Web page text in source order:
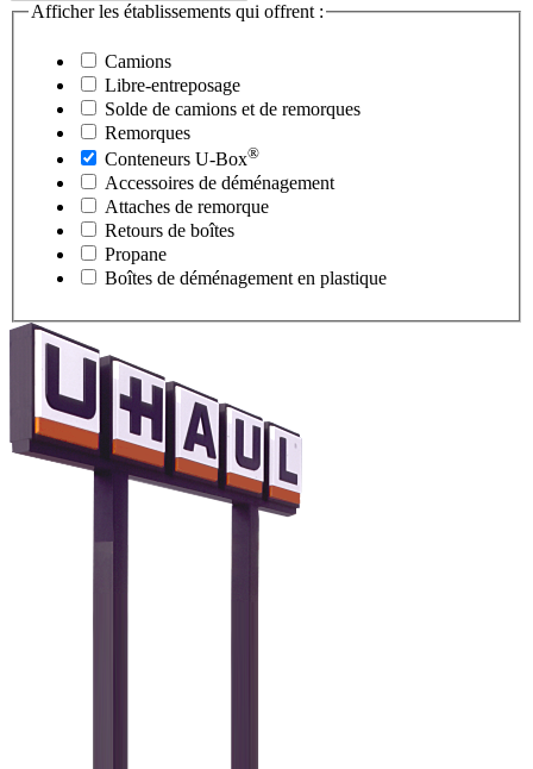
Afficher les établissements qui offrent :
Camions
Libre-entreposage
Solde de camions et de remorques
Remorques
Conteneurs U-Box®
Accessoires de déménagement
Attaches de remorque
Retours de boîtes
Propane
Boîtes de déménagement en plastique